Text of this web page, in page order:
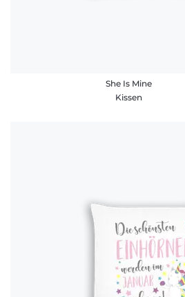
She Is Mine
Kissen